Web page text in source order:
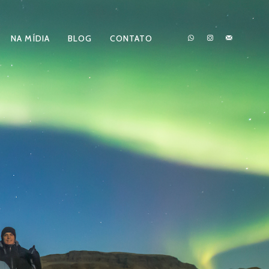
NA MÍDIA BLOG CONTATO